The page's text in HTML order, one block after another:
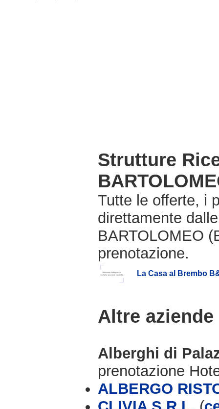
Strutture
Tutte le offerte, i
direttamente
BARTOLOMEO
prenotazione.
La Casa al Brembo
Altre
Alberghi di
prenotazione
ALBERGO